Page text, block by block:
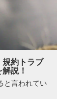
規約トラブ
説！
と言われてい